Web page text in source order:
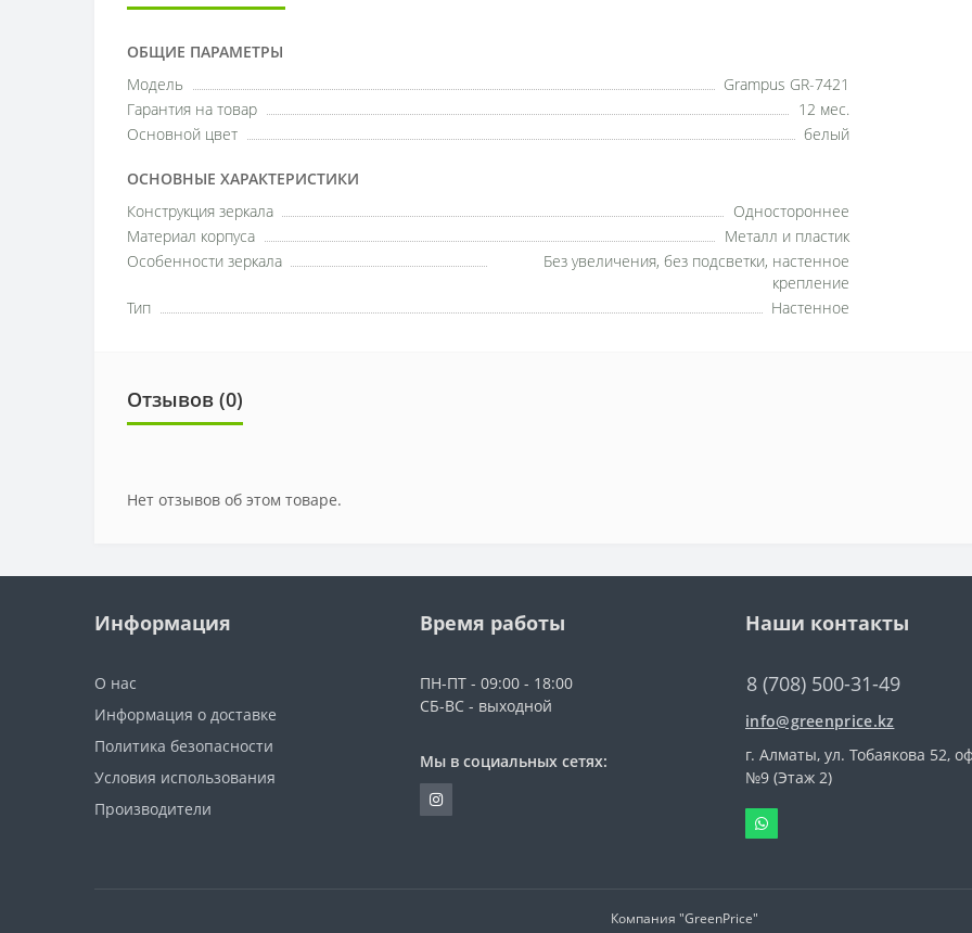
ОБЩИЕ ПАРАМЕТРЫ
Модель
Grampus GR-7421
Гарантия на товар
12 мес.
Основной цвет
белый
ОСНОВНЫЕ ХАРАКТЕРИСТИКИ
Конструкция зеркала
Одностороннее
Материал корпуса
Металл и пластик
Особенности зеркала
Без увеличения, без подсветки, настенное
крепление
Тип
Настенное
Отзывов (0)
Нет отзывов об этом товаре.
Информация
О нас
Информация о доставке
Политика безопасности
Условия использования
Производители
Время работы
ПН-ПТ - 09:00 - 18:00
СБ-ВС - выходной
Мы в социальных сетях:
Наши контакты
8 (708) 500-31-49
info@greenprice.kz
г. Алматы, ул. Тобаякова 52,
№9 (Этаж 2)
Компания "GreenPrice"